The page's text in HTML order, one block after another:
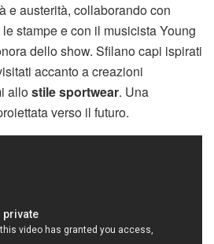
e austerità, collaborando con
stampe e con il musicista Young
dello show. Sfilano capi ispirati
accanto a creazioni
allostile sportwear. Una
verso il futuro.